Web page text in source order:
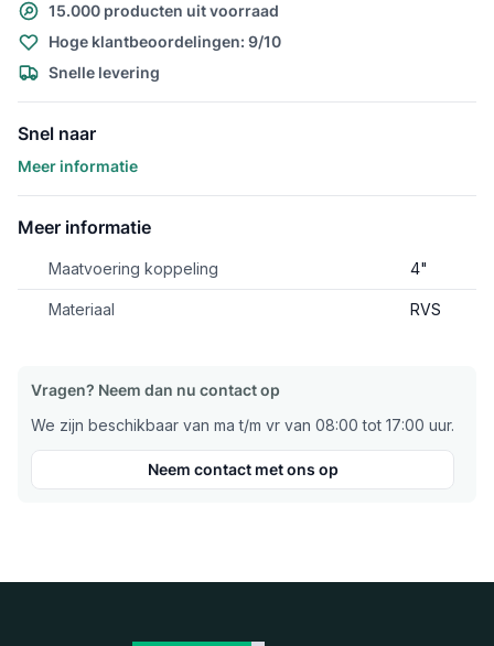
15.000 producten uit voorraad
Hoge klantbeoordelingen: 9/10
Snelle levering
Snel naar
Meer informatie
Meer informatie
Maatvoering koppeling 4"
Materiaal RVS
Vragen? Neem dan nu contact op
We zijn beschikbaar van ma t/m vr van 08:00 tot 17:00 uur.
Neem contact met ons op